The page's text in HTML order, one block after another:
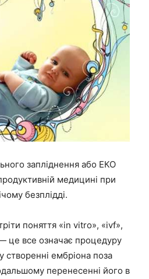
запліднення або ЕКО
медицині при
безплідді.
поняття «in vitro», «ivf»,
це все означає процедуру
ембріона поза
перенесенні його в